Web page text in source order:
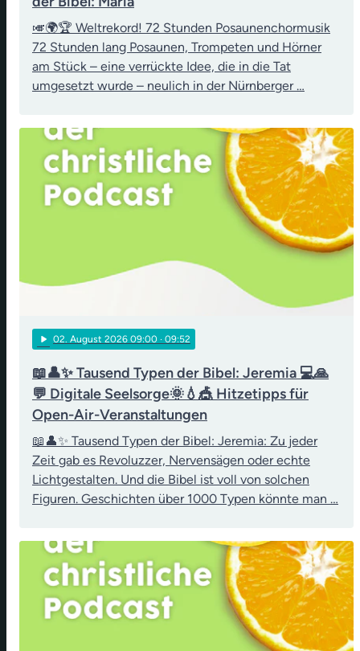
🎺🌍🏆 Weltrekord! 72 Stunden Posaunenchormusik
72 Stunden lang Posaunen, Trompeten und Hörner
am Stück – eine verrückte Idee, die in die Tat
umgesetzt wurde – neulich in der Nürnberger …
play_arrow 02. August 2026 09:00 · 09:52
📖👤✨ Tausend Typen der Bibel: Jeremia 💻🙏
💬 Digitale Seelsorge🌞💧🎪 Hitzetipps für
Open-Air-Veranstaltungen
📖👤✨ Tausend Typen der Bibel: Jeremia: Zu jeder
Zeit gab es Revoluzzer, Nervensägen oder echte
Lichtgestalten. Und die Bibel ist voll von solchen
Figuren. Geschichten über 1000 Typen könnte man …